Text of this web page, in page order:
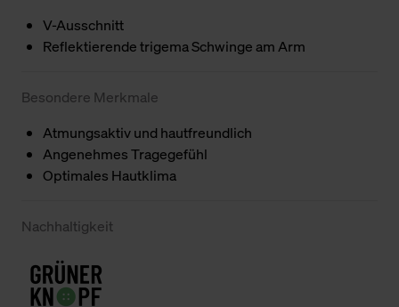
V-Ausschnitt
Reflektierende trigema Schwinge am Arm
Besondere Merkmale
Atmungsaktiv und hautfreundlich
Angenehmes Tragegefühl
Optimales Hautklima
Nachhaltigkeit